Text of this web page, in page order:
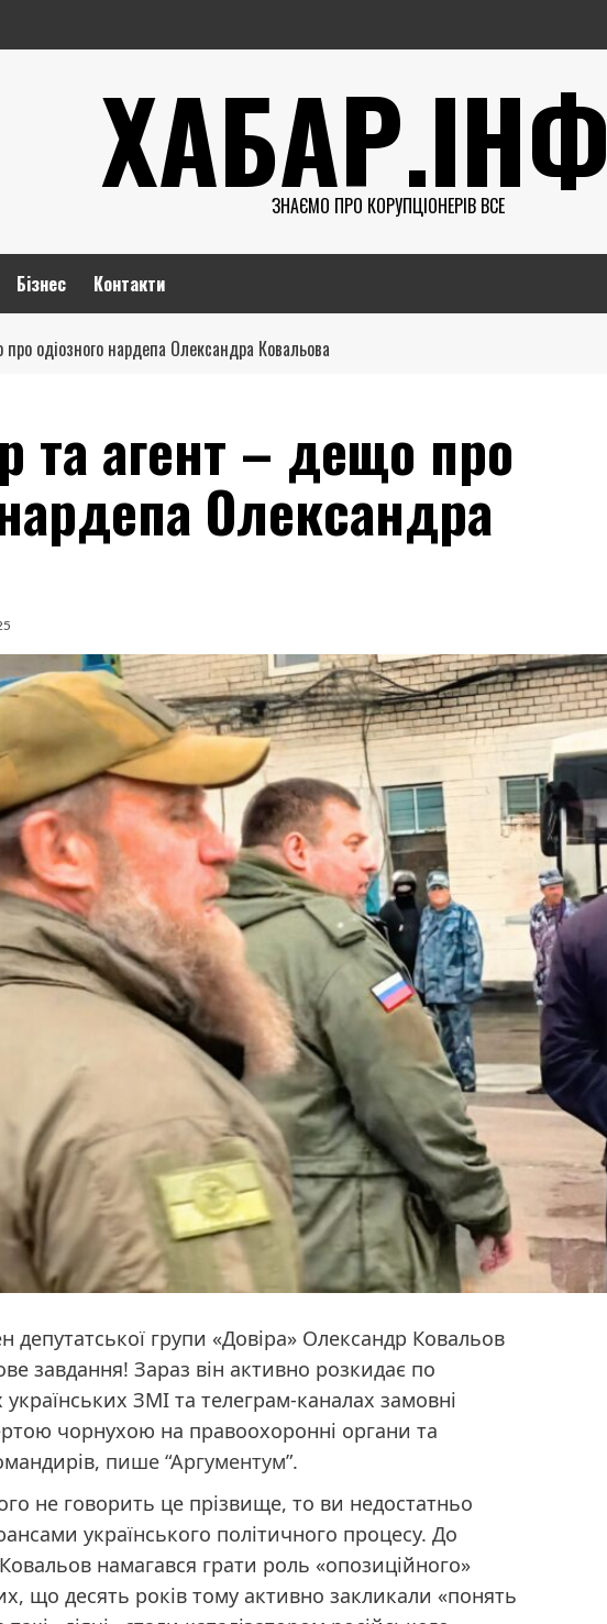
ЗНАЄМО ПРО КОРУПЦІОНЕРІВ ВСЕ
Бізнес Контакти
одіозного нардепа Олександра Ковальова
та агент – дещо про
Олександра
депутатської групи «Довіра» Олександр Ковальов
завдання! Зараз він активно розкидає по
ЗМІ та телеграм-каналах замовні
чорнухою на правоохоронні органи та
пише “Аргументум”.
не говорить це прізвище, то ви недостатньо
українського політичного процесу. До
намагався грати роль «опозиційного»
що десять років тому активно закликали «понять